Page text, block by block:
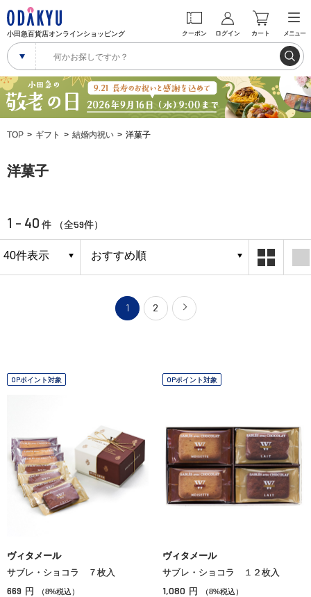
小田急百貨店オンラインショッピング クーポン ログイン カート メニュー
TOP ギフト 結婚内祝い 洋菓子
洋菓子
1 - 40 件 （全59件）
1 2
OPポイント対象
ヴィタメール
サブレ・ショコラ ７枚入
669 円 （8%税込）
OPポイント対象
ヴィタメール
サブレ・ショコラ １２枚入
1,080 円 （8%税込）